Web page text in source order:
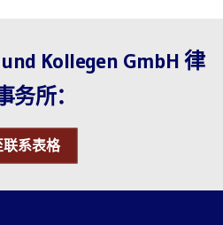
Kollegen GmbH 律
务所：
联系表格